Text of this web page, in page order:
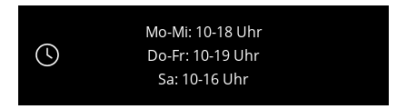
Köln
Konstanz
Mo-Mi: 10-18 Uhr
Do-Fr: 10-19 Uhr
Sa: 10-16 Uhr